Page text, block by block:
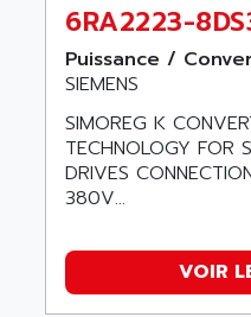
DIXIT
PYRAMID
S3C
4900
MV1000
ALPHA SVM
FRENIC
ALPHA LAVAL
ALPHA SOLWAY
ALPHA VUOTO
ALPHA WIRE
ALPHAGEAR
ALPHEE
ALPS
ALPSITEC
6RA2223-
Puissance /
SIEMENS
SIMOREG K
TECHNOLOGY FOR
DRIVES
380V...
VOIR